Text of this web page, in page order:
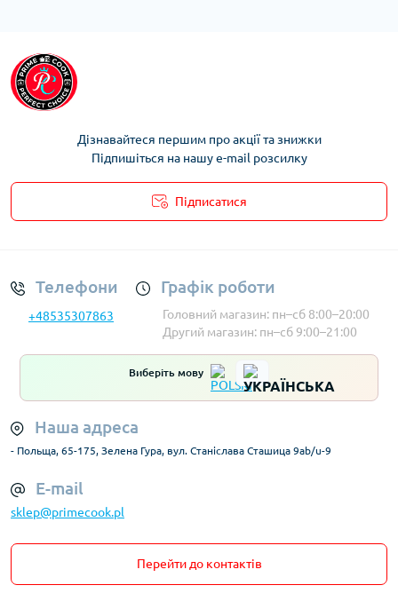
Дізнавайтеся першим про акції та знижки
Підпишіться на нашу e-mail розсилку
Підписатися
Телефони
+48535307863
Графік роботи
Головний магазин: пн–сб 8:00–20:00
Другий магазин: пн–сб 9:00–21:00
Виберіть мову
Наша адреса
- Польща, 65-175, Зелена Гура, вул. Станіслава Сташица 9ab/u-9
E-mail
sklep@primecook.pl
Перейти до контактів